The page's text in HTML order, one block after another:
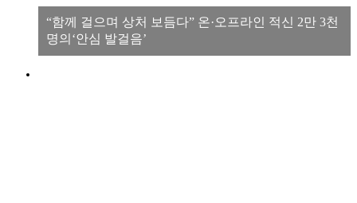
“함께 걸으며 상처 보듬다” 온·오프라인 적신 2만 3천
명의‘안심 발걸음’